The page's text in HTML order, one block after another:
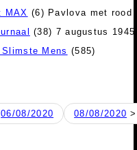
MAX (6) Pavlova met rood
(38) 7 augustus 1945
Mens (585)
06/08/2020 08/08/2020